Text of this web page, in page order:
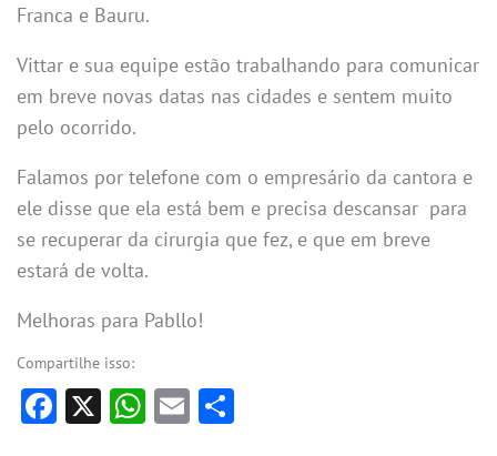
Franca e Bauru.
Vittar e sua equipe estão trabalhando para comunicar
em breve novas datas nas cidades e sentem muito
pelo ocorrido.
Falamos por telefone com o empresário da cantora e
ele disse que ela está bem e precisa descansar para
se recuperar da cirurgia que fez, e que em breve
estará de volta.
Melhoras para Pabllo!
Compartilhe isso:
Facebook
X WhatsApp
Email